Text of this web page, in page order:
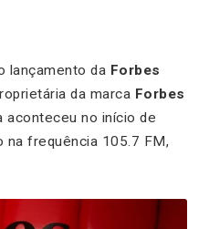
lançamento da Forbes
da marca Forbes
aconteceu no início de
frequência 105.7 FM,